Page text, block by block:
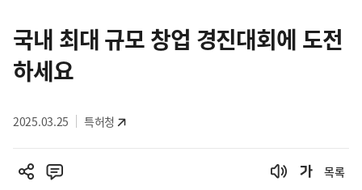
텐
츠
영
국내 최대 규모 창업 경진대회에 도전
하세요
2025.03.25 특허청
목록